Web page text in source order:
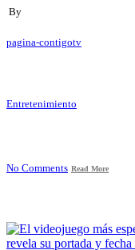
By
pagina-contigotv
Entretenimiento
No Comments Read More